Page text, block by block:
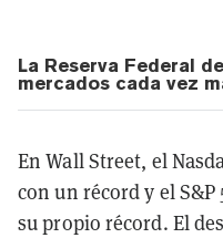
La Reserva Federal
mercados cada vez
En Wall Street, el
con un récord y el
su propio récord. El